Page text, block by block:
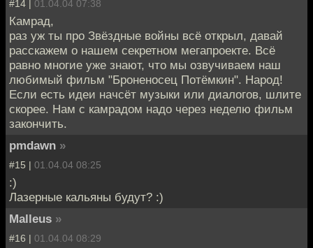
#14 | 01.04.04 07:38
Камрад,
раз уж ты про Звёздные войны всё открыл, давай
расскажем о нашем секретном мегапроекте. Всё
равно многие уже знают, что мы озвучиваем наш
любимый фильм "Броненосец Потёмкин". Народ!
Если есть идеи начсёт музыки или диалогов, шлите
скорее. Нам с камрадом надо через неделю фильм
закончить.
pmdawn »
#15 | 01.04.04 08:25
:)
Лазерные кальяны будут? :)
Malleus »
#16 | 01.04.04 08:29